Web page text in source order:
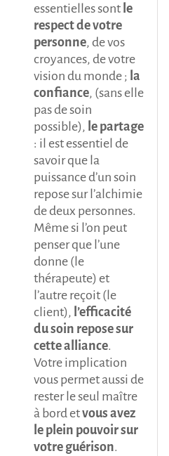
essentielles sont le
respect de votre
personne, de vos
croyances, de votre
vision du monde ; la
confiance, (sans elle
pas de soin
possible), le partage
: il est essentiel de
savoir que la
puissance d’un soin
repose sur l’alchimie
de deux personnes.
Même si l’on peut
penser que l’une
donne (le
thérapeute) et
l’autre reçoit (le
client), l’efficacité
du soin repose sur
cette alliance.
Votre implication
vous permet aussi de
rester le seul maître
à bord etvous avez
le plein pouvoir sur
votre guérison.